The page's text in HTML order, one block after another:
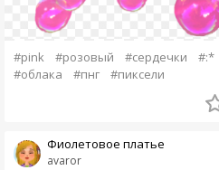
#pink #розовый #сердечки #:*
#облака
#пнг #пиксели
avaror
Фиолетовое платье